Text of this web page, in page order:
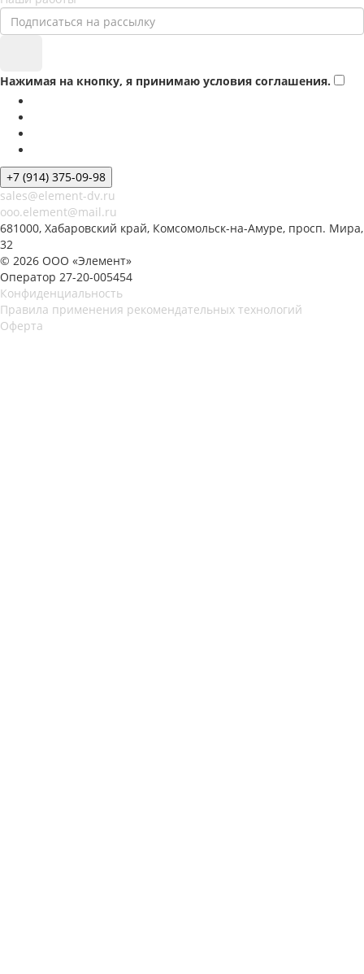
Нажимая на кнопку, я принимаю условия соглашения.
+7 (914) 375-09-98
sales@element-dv.ru
ooo.element@mail.ru
681000, Хабаровский край, Комсомольск-на-Амуре, просп. Мира,
32
© 2026 ООО «Элемент»
Оператор 27-20-005454
Конфиденциальность
Правила применения рекомендательных технологий
Оферта